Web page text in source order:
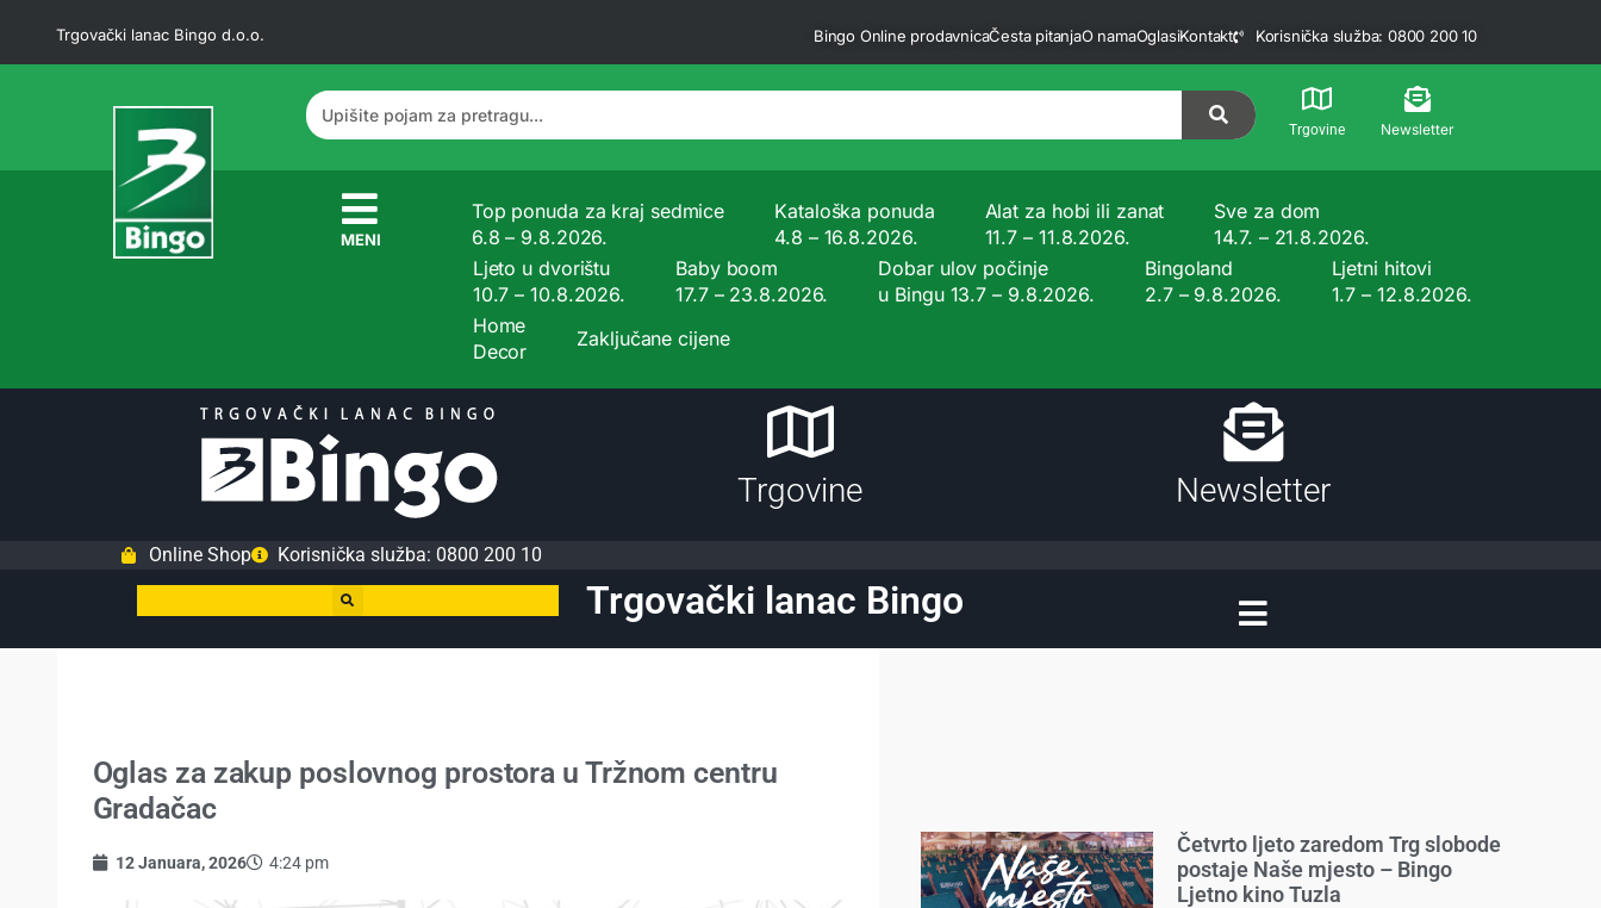
Trgovački lanac Bingo d.o.o. Bingo Online prodavnicaČesta pitanjaO namaOglasiKontakt Korisnička služba: 0800 200 10
Trgovine Newsletter
MENI
Top ponuda za kraj sedmice
6.8 – 9.8.2026.
Kataloška ponuda
4.8 – 16.8.2026.
Alat za hobi ili zanat
11.7 – 11.8.2026.
Sve za dom
14.7. – 21.8.2026.
Ljeto u dvorištu
10.7 – 10.8.2026.
Baby boom
17.7 – 23.8.2026.
Dobar ulov počinje
u Bingu 13.7 – 9.8.2026.
Bingoland
2.7 – 9.8.2026.
Ljetni hitovi
1.7 – 12.8.2026.
Home
Decor
Zaključane cijene
Trgovine Newsletter
Online Shop Korisnička služba: 0800 200 10
Trgovački lanac Bingo
Oglas za zakup poslovnog prostora u Tržnom centru
Gradačac
12 Januara, 2026 4:24 pm
Četvrto ljeto zaredom Trg slobode
postaje Naše mjesto – Bingo
Ljetno kino Tuzla